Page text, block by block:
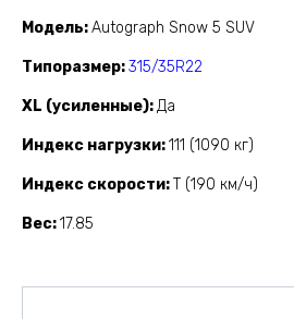
Модель Autograph Snow 5 SUV
Типоразмер 315/35R22
XL (усиленные) Да
Индекс нагрузки 111 (1090 кг)
Индекс скорости T (190 км/ч)
Вес 17.85